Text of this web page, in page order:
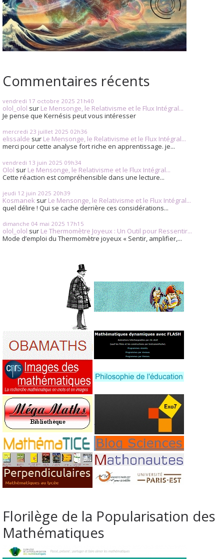
Commentaires récents
vendredi 17 octobre 2025 21h40
olol_olol sur Le Mensonge, le Relativisme et le Flux Intégral...
Je pense que Kernésis peut vous intéresser
mercredi 23 juillet 2025 02h36
elissalde sur Le Mensonge, le Relativisme et le Flux Intégral...
merci pour cette analyse fort riche en apprentissage. je...
vendredi 13 juin 2025 09h34
Olol sur Le Mensonge, le Relativisme et le Flux Intégral...
Cette réaction est compréhensible dans une lecture...
jeudi 12 juin 2025 20h39
Kosmanek sur Le Mensonge, le Relativisme et le Flux Intégral...
quel délire ! Qui se cache derrière ces considérations...
dimanche 04 mai 2025 17h15
olol_olol sur Le Thermomètre Joyeux : Un Outil pour Ressentir...
Mode d’emploi du Thermomètre joyeux « Sentir, amplifier,...
Florilège de la Popularisation des
Mathématiques